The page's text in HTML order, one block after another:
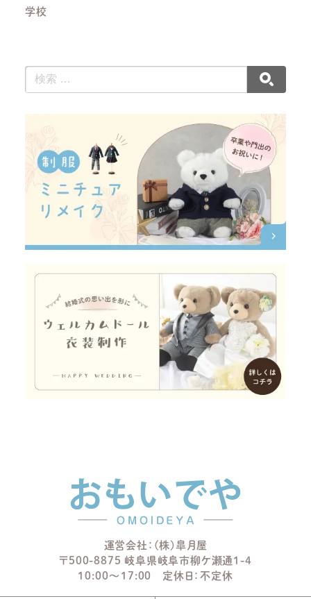
学校
運営会社：(株)皐月屋
〒500-8875 岐阜県岐阜市柳ケ瀬通1-4
10:00～17:00 定休日：不定休